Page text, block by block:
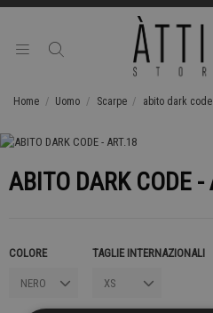
Home Uomo Scarpe abito dark
ABITO DARK CODE -
COLORE TAGLIE INTERNAZIONALI